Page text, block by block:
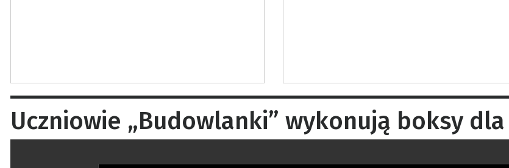
Uczniowie „Budowlanki” wykonują boksy dla